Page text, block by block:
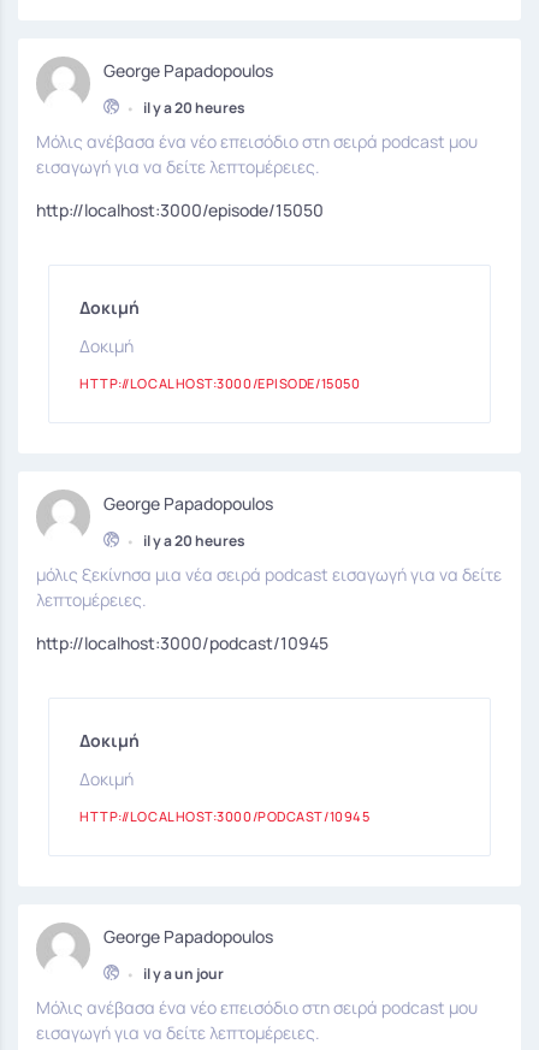
George Papadopoulos
• il y a 20 heures
Μόλις ανέβασα ένα νέο επεισόδιο στη σειρά podcast μου
εισαγωγή για να δείτε λεπτομέρειες.
http://localhost:3000/episode/15050
Δοκιμή
Δοκιμή
HTTP://LOCALHOST:3000/EPISODE/15050
George Papadopoulos
• il y a 20 heures
μόλις ξεκίνησα μια νέα σειρά podcast εισαγωγή για να δείτε
λεπτομέρειες.
http://localhost:3000/podcast/10945
Δοκιμή
Δοκιμή
HTTP://LOCALHOST:3000/PODCAST/10945
George Papadopoulos
• il y a un jour
Μόλις ανέβασα ένα νέο επεισόδιο στη σειρά podcast μου
εισαγωγή για να δείτε λεπτομέρειες.